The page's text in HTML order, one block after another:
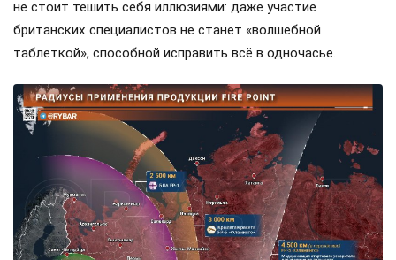
не стоит тешить себя иллюзиями: даже участие
британских специалистов не станет «волшебной
таблеткой», способной исправить всё в одночасье.